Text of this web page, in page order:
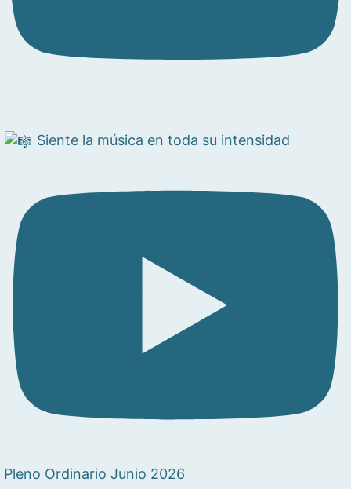
Siente la música en toda su intensidad
Pleno Ordinario Junio 2026